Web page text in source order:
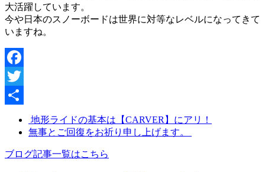
大活躍しています。
今や日本のスノーボードは世界に対等なレベルになってきて
いますね。
Facebook
Twitter
地形ライドの基本は【CARVER】にアリ！
無事とご回復をお祈り申し上げます。
ブログ記事一覧はこちら